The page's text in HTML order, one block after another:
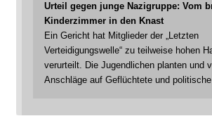
Urteil gegen junge Nazigruppe: Vom
Kinderzimmer in den Knast
Ein Gericht hat Mitglieder der „Letzten
Verteidigungswelle“ zu teilweise hohen
verurteilt. Die Jugendlichen planten und
Anschläge auf Geflüchtete und politische